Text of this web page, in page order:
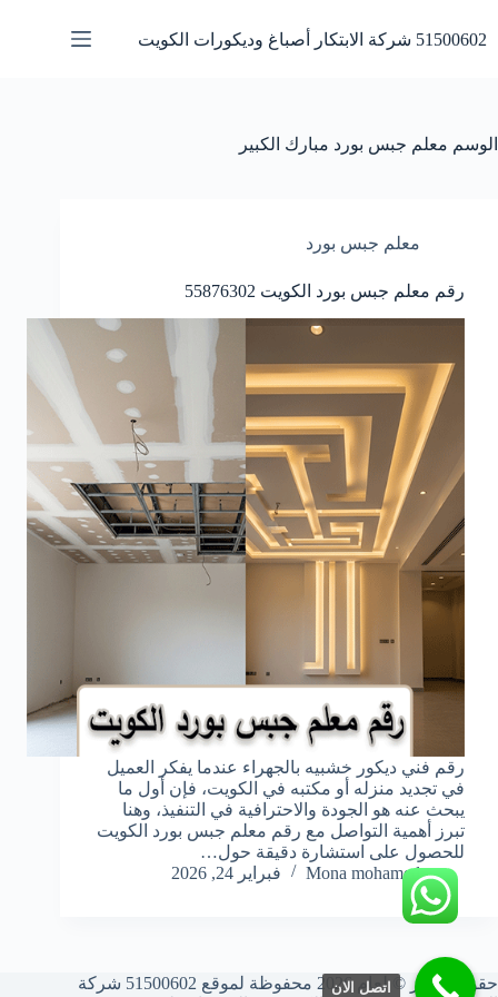
إلى
المحتوى
51500602 شركة الابتكار أصباغ وديكورات الكويت
الوسم معلم جبس بورد مبارك الكبير
معلم جبس بورد
رقم معلم جبس بورد الكويت 55876302
رقم فني ديكور خشبيه بالجهراء عندما يفكر العميل
في تجديد منزله أو مكتبه في الكويت، فإن أول ما
يبحث عنه هو الجودة والاحترافية في التنفيذ، وهنا
تبرز أهمية التواصل مع رقم معلم جبس بورد الكويت
للحصول على استشارة دقيقة حول…
Mona mohamed
فبراير 24, 2026
حقوق النشر © لعام 2026 محفوظة لموقع 51500602 شركة
اتصل الان